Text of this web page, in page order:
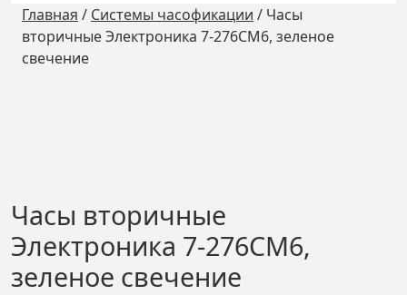
Главная / Системы часофикации / Часы
вторичные Электроника 7-276СМ6, зеленое
свечение
Часы вторичные
Электроника 7-276СМ6,
зеленое свечение